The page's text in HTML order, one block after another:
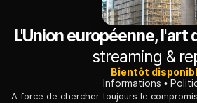
L'Union européenne, l'art
streaming &
Bientôt
Informations